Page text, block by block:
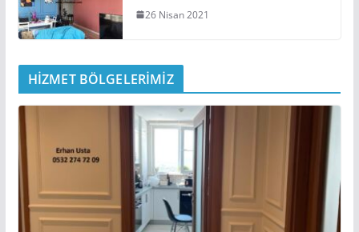
26 Nisan 2021
HİZMET BÖLGELERİMİZ